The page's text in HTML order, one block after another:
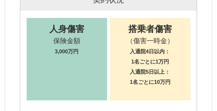
人身傷害
保険金額
3,000万円
搭乗者傷害
（傷害一時金）
入通院4日以内：
1名ごとに1万円
入通院5日以上：
1名ごとに10万円